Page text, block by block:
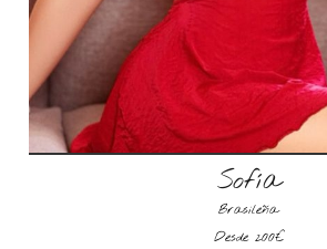
Sofía
Brasileña
Desde 200€